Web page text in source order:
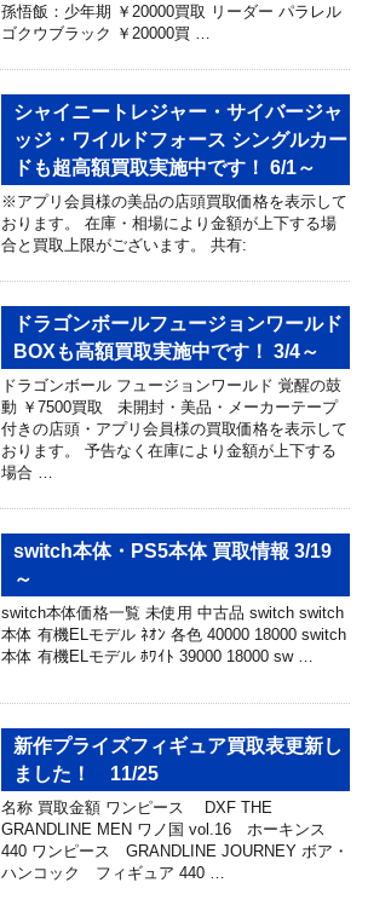
孫悟飯：少年期 ￥20000買取 リーダー パラレル
ゴクウブラック ￥20000買 …
シャイニートレジャー・サイバージャ
ッジ・ワイルドフォース シングルカー
ドも超高額買取実施中です！ 6/1～
※アプリ会員様の美品の店頭買取価格を表示して
おります。 在庫・相場により金額が上下する場
合と買取上限がございます。 共有:
ドラゴンボールフュージョンワールド
BOXも高額買取実施中です！ 3/4～
ドラゴンボール フュージョンワールド 覚醒の鼓
動 ￥7500買取 未開封・美品・メーカーテープ
付きの店頭・アプリ会員様の買取価格を表示して
おります。 予告なく在庫により金額が上下する
場合 …
switch本体・PS5本体 買取情報 3/19
～
switch本体価格一覧 未使用 中古品 switch switch
本体 有機ELモデル ﾈｵﾝ 各色 40000 18000 switch
本体 有機ELモデル ﾎﾜｲﾄ 39000 18000 sw …
新作プライズフィギュア買取表更新し
ました！ 11/25
名称 買取金額 ワンピース DXF THE
GRANDLINE MEN ワノ国 vol.16 ホーキンス
440 ワンピース GRANDLINE JOURNEY ボア・
ハンコック フィギュア 440 …